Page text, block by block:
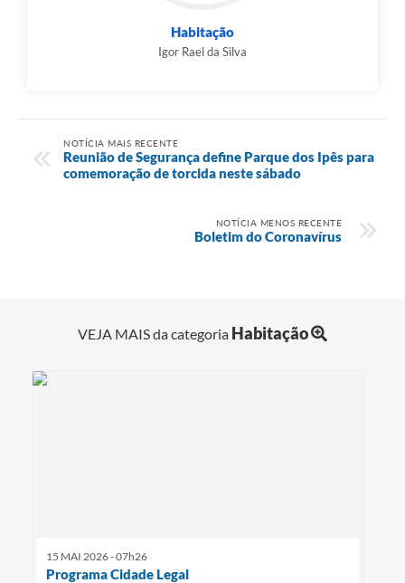
Habitação
Igor Rael da Silva
NOTÍCIA MAIS RECENTE
Reunião de Segurança define Parque dos Ipês para
comemoração de torcida neste sábado
NOTÍCIA MENOS RECENTE
Boletim do Coronavírus
VEJA MAIS da categoria Habitação
15 MAI 2026 - 07h26
Programa Cidade Legal